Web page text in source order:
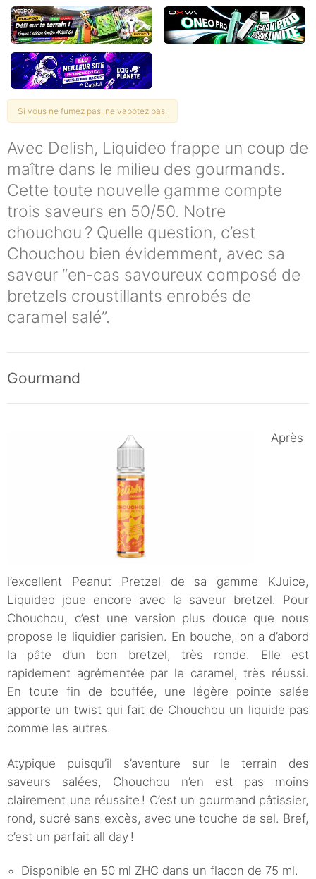
Si vous ne fumez pas, ne vapotez pas.
Avec Delish, Liquideo frappe un coup de
maître dans le milieu des gourmands.
Cette toute nouvelle gamme compte
trois saveurs en 50/50. Notre
chouchou ? Quelle question, c’est
Chouchou bien évidemment, avec sa
saveur “en-cas savoureux composé de
bretzels croustillants enrobés de
caramel salé”.
Gourmand
Après
l’excellent Peanut Pretzel de sa gamme KJuice,
Liquideo joue encore avec la saveur bretzel. Pour
Chouchou, c’est une version plus douce que nous
propose le liquidier parisien. En bouche, on a d’abord
la pâte d’un bon bretzel, très ronde. Elle est
rapidement agrémentée par le caramel, très réussi.
En toute fin de bouffée, une légère pointe salée
apporte un twist qui fait de Chouchou un liquide pas
comme les autres.
Atypique puisqu’il s’aventure sur le terrain des
saveurs salées, Chouchou n’en est pas moins
clairement une réussite ! C’est un gourmand pâtissier,
rond, sucré sans excès, avec une touche de sel. Bref,
c’est un parfait all day !
Disponible en 50 ml ZHC dans un flacon de 75 ml.